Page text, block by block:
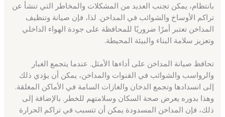
بانتظام، يمكن تجنب العديد من المشكلات والمخاطر التي تنشأ عن
تراكم الأوساخ والشوائب في المداخن. لذا، فإن صيانة وتنظيف
المداخن تعتبر أمرًا ضروريًا للمحافظة على جودة الهواء الداخلي
وتعزيز سلامة البناء والبيئة المحيطة.
تحافظ صيانة المداخن على أداءها الأمثل. عندما يتجمع الغبار
والرواسب والشوائب في القنوات والمداخن، يمكن أن يؤدي ذلك
إلى انسدادها وتجمع الدخان والغازات السامة في الأماكن المغلقة.
وهذا بدوره يعرض صحة السكان وسلامتهم للخطر. بالإضافة إلى
ذلك، فإن المداخن المسدودة يمكن أن تتسبب في تراكم الحرارة